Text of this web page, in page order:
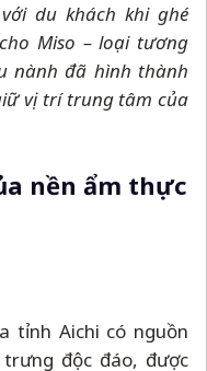
du khách khi ghé
Miso –loại tương
nành đã hình thành
vị trí trung tâm của
nền ẩm thực
tỉnh Aichi có nguồn
độc đáo, được